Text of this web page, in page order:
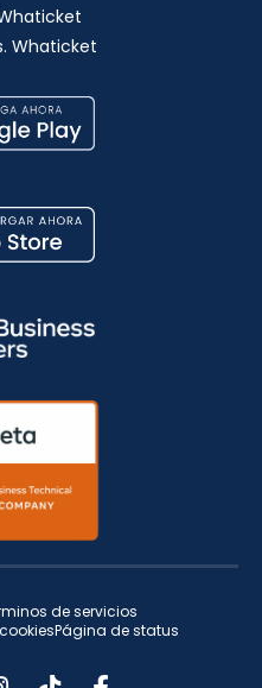
Whaticket
de servicios
Página de status